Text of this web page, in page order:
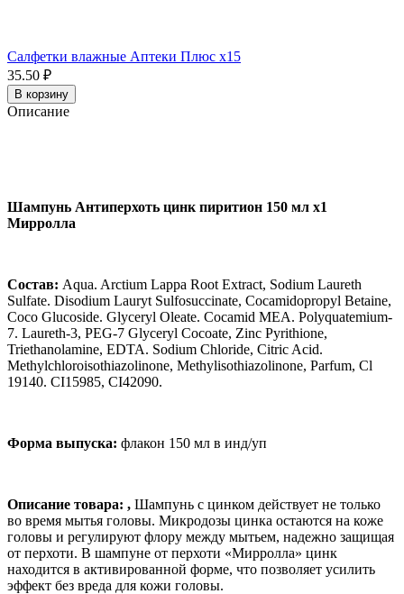
Салфетки влажные Аптеки Плюс x15
35.50 ₽
В корзину
Описание
Шампунь Антиперхоть цинк пиритион 150 мл x1
Мирролла
Состав: Aqua. Arctium Lappa Root Extract, Sodium Laureth
Sulfate. Disodium Lauryt Sulfosuccinate, Cocamidopropyl Betaine,
Coco Glucoside. Glyceryl Oleate. Cocamid MEA. Polyquatemium-
7. Laureth-3, PEG-7 Glyceryl Cocoate, Zinc Pyrithione,
Triethanolamine, EDTA. Sodium Chloride, Citric Acid.
Methylchloroisothiazolinone, Methylisothiazolinone, Parfum, Cl
19140. CI15985, CI42090.
Форма выпуска: флакон 150 мл в инд/уп
Описание товара: , Шампунь с цинком действует не только
во время мытья головы. Микродозы цинка остаются на коже
головы и регулируют флору между мытьем, надежно защищая
от перхоти. В шампуне от перхоти «Мирролла» цинк
находится в активированной форме, что позволяет усилить
эффект без вреда для кожи головы.